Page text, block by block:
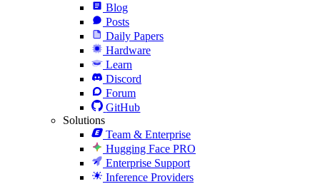
Blog
Posts
Daily Papers
Hardware
Learn
Discord
Forum
GitHub
Solutions
Team & Enterprise
Hugging Face PRO
Enterprise Support
Inference Providers